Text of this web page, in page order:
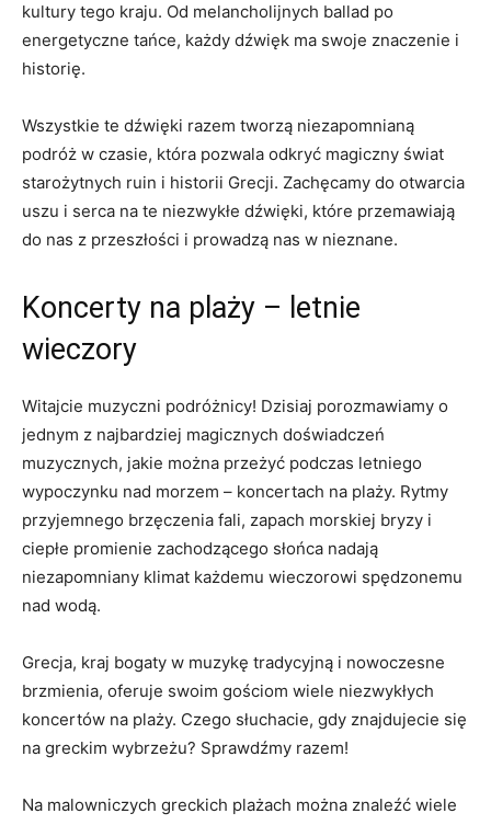
kultury ‍tego kraju. Od melancholijnych ballad po
energetyczne tańce, każdy dźwięk ma swoje znaczenie‌ i
historię.
Wszystkie te dźwięki razem tworzą‍ niezapomnianą
podróż w czasie, która pozwala odkryć magiczny świat
starożytnych ruin i historii Grecji. Zachęcamy do otwarcia
uszu i serca⁤ na te niezwykłe dźwięki, które przemawiają
do nas z przeszłości ⁤i prowadzą nas w nieznane.
Koncerty na plaży – letnie
wieczory
Witajcie muzyczni podróżnicy! Dzisiaj porozmawiamy o
‍jednym z najbardziej magicznych doświadczeń
muzycznych, jakie można przeżyć podczas letniego
wypoczynku nad morzem – koncertach na plaży. Rytmy
przyjemnego brzęczenia fali, zapach morskiej bryzy i
ciepłe promienie zachodzącego słońca nadają
niezapomniany klimat każdemu wieczorowi spędzonemu
nad wodą.
Grecja, kraj bogaty w muzykę tradycyjną i nowoczesne
brzmienia, oferuje swoim gościom wiele niezwykłych
koncertów na plaży. Czego słuchacie, gdy znajdujecie się
na greckim wybrzeżu? Sprawdźmy razem!
Na​ malowniczych greckich plażach ⁣można znaleźć wiele⁤